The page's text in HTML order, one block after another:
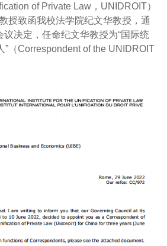
of Private Law，UNIDROIT）
授致函我校法学院纪文华教授，通
决定，任命纪文华教授为“国际统
”（Correspondent of the UNIDROIT